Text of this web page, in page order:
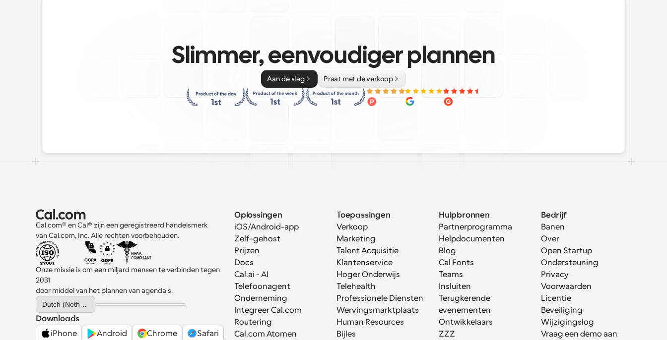
Slimmer, eenvoudiger plannen
Aan de slag Praat met de verkoop
Cal.com® en Cal® zijn een geregistreerd handelsmerk
van Cal.com, Inc. Alle rechten voorbehouden.
Onze missie is om een miljard mensen te verbinden tegen
2031
door middel van het plannen van agenda's.
Select Language
Downloads
iPhone
Android Chrome Safari
Oplossingen
iOS/Android-app
Zelf-gehost
Prijzen
Docs
Cal.ai - AI
Telefoonagent
Onderneming
Integreer Cal.com
Routering
Cal.com Atomen
Toepassingen
Verkoop
Marketing
Talent Acquisitie
Klantenservice
Hoger Onderwijs
Telehealth
Professionele Diensten
Wervingsmarktplaats
Human Resources
Bijles
Hulpbronnen
Partnerprogramma
Helpdocumenten
Blog
Cal Fonts
Teams
Insluiten
Terugkerende
evenementen
Ontwikkelaars
ZZZ
Bedrijf
Banen
Over
Open Startup
Ondersteuning
Privacy
Voorwaarden
Licentie
Beveiliging
Wijzigingslog
Vraag een demo aan